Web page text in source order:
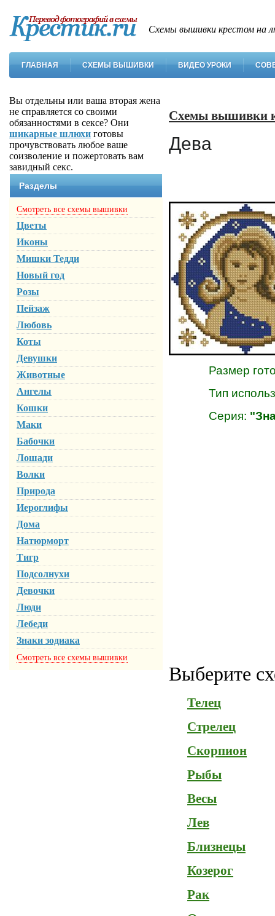
Схемы вышивки крестом на
ГЛАВНАЯ СХЕМЫ ВЫШИВКИ ВИДЕО УРОКИ
Вы отдельны или ваша вторая жена
не справляется со своими
обязанностями в сексе? Они
шикарные шлюхи готовы
прочувствовать любое ваше
соизволение и пожертовать вам
завидный секс.
Разделы
Смотреть все схемы вышивки
Цветы
Иконы
Мишки Тедди
Новый год
Розы
Пейзаж
Любовь
Коты
Девушки
Животные
Ангелы
Кошки
Маки
Бабочки
Лошади
Волки
Природа
Иероглифы
Дома
Натюрморт
Тигр
Подсолнухи
Девочки
Люди
Лебеди
Знаки зодиака
Смотреть все схемы вышивки
Схемы вышивки
Дева
Размер
Тип
Серия:
Выберите
Телец
Стрелец
Скорпион
Рыбы
Весы
Лев
Близнецы
Козерог
Рак